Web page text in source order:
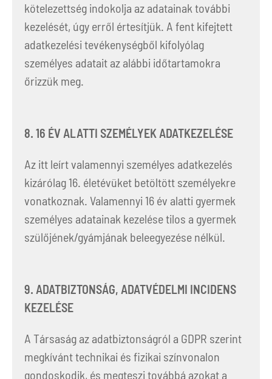
kötelezettség indokolja az adatainak további
kezelését, úgy erről értesítjük. A fent kifejtett
adatkezelési tevékenységből kifolyólag
személyes adatait az alábbi időtartamokra
őrizzük meg.
8. 16 ÉV ALATTI SZEMÉLYEK ADATKEZELÉSE
Az itt leírt valamennyi személyes adatkezelés
kizárólag 16. életévüket betöltött személyekre
vonatkoznak. Valamennyi 16 év alatti gyermek
személyes adatainak kezelése tilos a gyermek
szülőjének/gyámjának beleegyezése nélkül.
9. ADATBIZTONSÁG, ADATVÉDELMI INCIDENS
KEZELÉSE
A Társaság az adatbiztonságról a GDPR szerint
megkívánt technikai és fizikai színvonalon
gondoskodik, és megteszi továbbá azokat a